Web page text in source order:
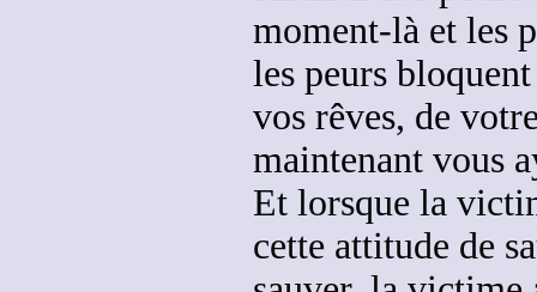
moment-là et les
les peurs
vos rêves, de
maintenant vous
Et lorsque la
cette attitude de